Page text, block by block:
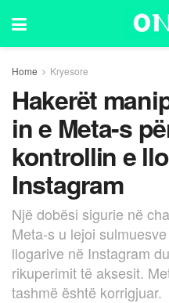
Home Kryesore
Hakerët
in e Meta-s
kontrollin e
Instagram
Një dobësi sigurie në
Meta-s u lejoi
llogarive në Instagram
rikuperimit të aksesit.
tashmë është korrigjuar.